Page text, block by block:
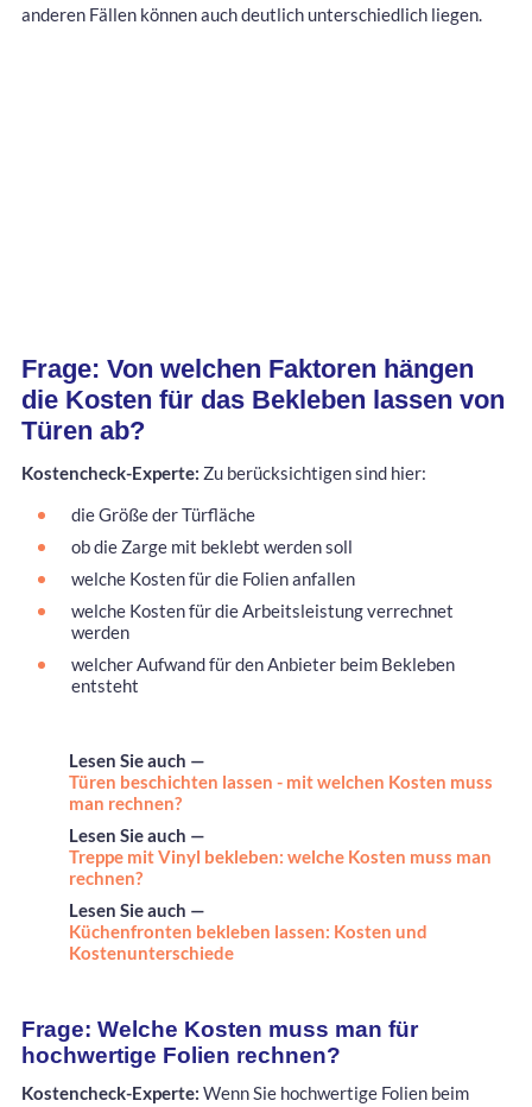
anderen Fällen können auch deutlich unterschiedlich liegen.
Frage: Von welchen Faktoren hängen
die Kosten für das Bekleben lassen von
Türen ab?
Kostencheck-Experte: Zu berücksichtigen sind hier:
die Größe der Türfläche
ob die Zarge mit beklebt werden soll
welche Kosten für die Folien anfallen
welche Kosten für die Arbeitsleistung verrechnet
werden
welcher Aufwand für den Anbieter beim Bekleben
entsteht
Lesen Sie auch —
Türen beschichten lassen - mit welchen Kosten muss
man rechnen?
Lesen Sie auch —
Treppe mit Vinyl bekleben: welche Kosten muss man
rechnen?
Lesen Sie auch —
Küchenfronten bekleben lassen: Kosten und
Kostenunterschiede
Frage: Welche Kosten muss man für
hochwertige Folien rechnen?
Kostencheck-Experte: Wenn Sie hochwertige Folien beim